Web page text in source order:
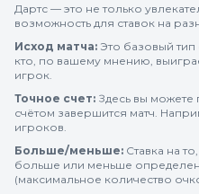
Дартс — это не только
возможность для ставок на
Исход матча: Это базовый тип
кто, по вашему мнению,
игрок.
Точное счет: Здесь вы можете
счётом завершится матч.
игроков.
Больше/меньше: Ставка на
больше или меньше
(максимальное количество